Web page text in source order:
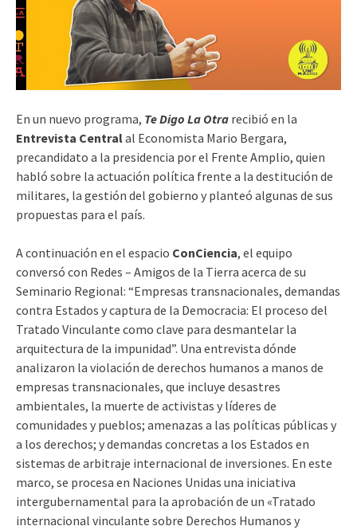
En un nuevo programa, Te Digo La Otra recibió en la
Entrevista Centralal Economista Mario Bergara​,
precandidato a la presidencia por el Frente Amplio​, quien
habló sobre la actuación política frente a la destitución de
militares, la gestión del gobierno y planteó algunas de sus
propuestas para el país.
A continuación en el espacio ConCiencia, el equipo
conversó con Redes – Amigos de la Tierra acerca de su
Seminario Regional: “Empresas transnacionales, demandas
contra Estados y captura de la Democracia: El proceso del
Tratado Vinculante como clave para desmantelar la
arquitectura de la impunidad”. Una entrevista dónde
analizaron la violación de derechos humanos a manos de
empresas transnacionales, que incluye desastres
ambientales, la muerte de activistas y líderes de
comunidades y pueblos; amenazas a las políticas públicas y
a los derechos; y demandas concretas a los Estados en
sistemas de arbitraje internacional de inversiones. En este
marco, se procesa en Naciones Unidas una iniciativa
intergubernamental para la aprobación de un «Tratado
internacional vinculante sobre Derechos Humanos y